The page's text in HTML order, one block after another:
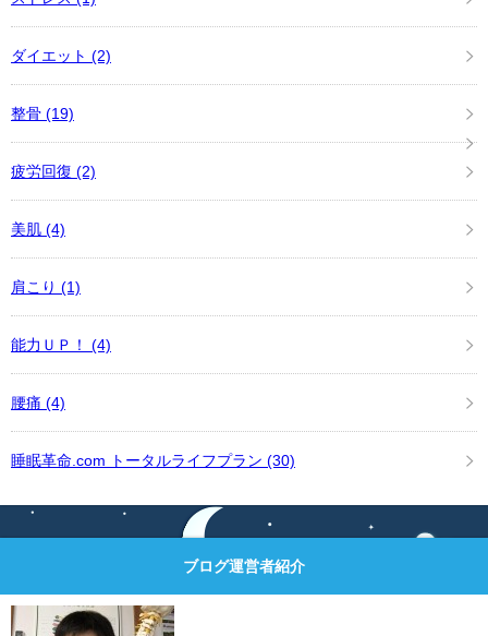
ダイエット (2)
整骨 (19)
疲労回復 (2)
美肌 (4)
肩こり (1)
能力ＵＰ！ (4)
腰痛 (4)
睡眠革命.com トータルライフプラン (30)
ブログ運営者紹介